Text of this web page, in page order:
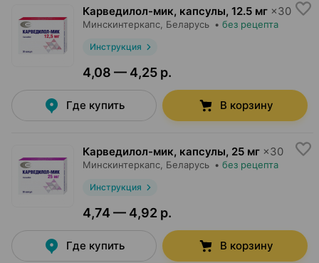
Карведилол-мик, капсулы, 12.5 мг ×30
Минскинтеркапс , Беларусь • без рецепта
Инструкция
4,08 — 4,25 р.
Где купить В корзину
Карведилол-мик, капсулы, 25 мг ×30
Минскинтеркапс , Беларусь • без рецепта
Инструкция
4,74 — 4,92 р.
Где купить В корзину